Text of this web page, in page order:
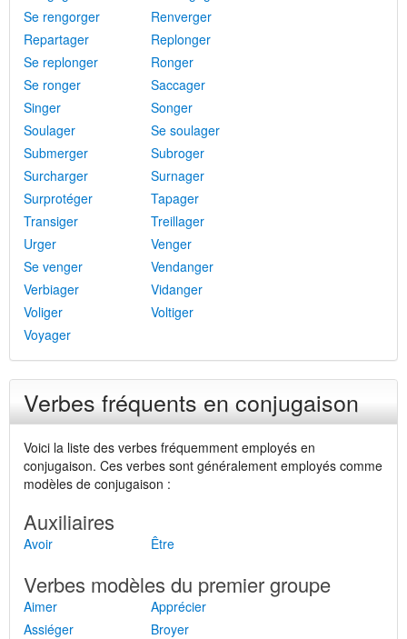
Se rengorger
Renverger
Repartager
Replonger
Se replonger
Ronger
Se ronger
Saccager
Singer
Songer
Soulager
Se soulager
Submerger
Subroger
Surcharger
Surnager
Surprotéger
Tapager
Transiger
Treillager
Urger
Venger
Se venger
Vendanger
Verbiager
Vidanger
Voliger
Voltiger
Voyager
Verbes fréquents en conjugaison
Voici la liste des verbes fréquemment employés en
conjugaison. Ces verbes sont généralement employés comme
modèles de conjugaison :
Auxiliaires
Avoir Être
Verbes modèles du premier groupe
Aimer
Apprécier
Assiéger
Broyer